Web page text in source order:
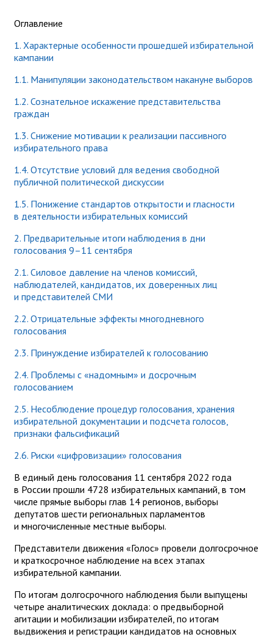
Оглавление
1. Характерные особенности прошедшей избирательной
кампании
1.1. Манипуляции законодательством накануне выборов
1.2. Сознательное искажение представительства
граждан
1.3. Снижение мотивации к реализации пассивного
избирательного права
1.4. Отсутствие условий для ведения свободной
публичной политической дискуссии
1.5. Понижение стандартов открытости и гласности
в деятельности избирательных комиссий
2. Предварительные итоги наблюдения в дни
голосования 9–11 сентября
2.1. Силовое давление на членов комиссий,
наблюдателей, кандидатов, их доверенных лиц
и представителей СМИ
2.2. Отрицательные эффекты многодневного
голосования
2.3. Принуждение избирателей к голосованию
2.4. Проблемы с «надомным» и досрочным
голосованием
2.5. Несоблюдение процедур голосования, хранения
избирательной документации и подсчета голосов,
признаки фальсификаций
2.6. Риски «цифровизации» голосования
В единый день голосования 11 сентября 2022 года
в России прошли 4728 избирательных кампаний, в том
числе прямые выборы глав 14 регионов, выборы
депутатов шести региональных парламентов
и многочисленные местные выборы.
Представители движения «Голос» провели долгосрочное
и краткосрочное наблюдение на всех этапах
избирательной кампании.
По итогам долгосрочного наблюдения были выпущены
четыре аналитических доклада: о предвыборной
агитации и мобилизации избирателей, по итогам
выдвижения и регистрации кандидатов на основных